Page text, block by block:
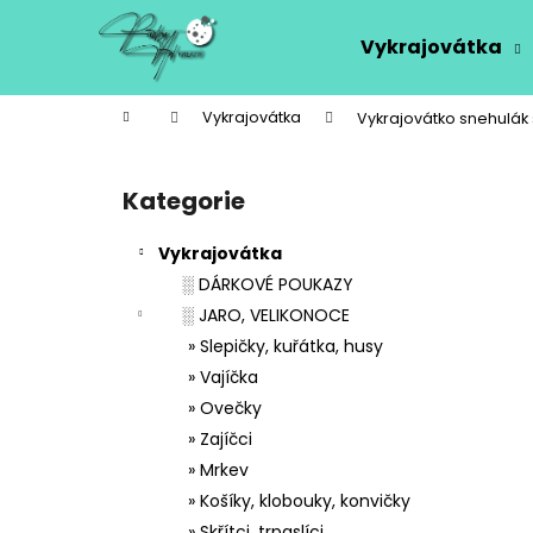
Vykrajovátka
Domů Vykrajovátka Vykrajovátko snehulák
Přeskočit
kategorie
Kategorie
Vykrajovátka
░ DÁRKOVÉ POUKAZY
░ JARO, VELIKONOCE
» Slepičky, kuřátka, husy
» Vajíčka
» Ovečky
» Zajíčci
» Mrkev
» Košíky, klobouky, konvičky
í
Zpět
do
Zpět
do